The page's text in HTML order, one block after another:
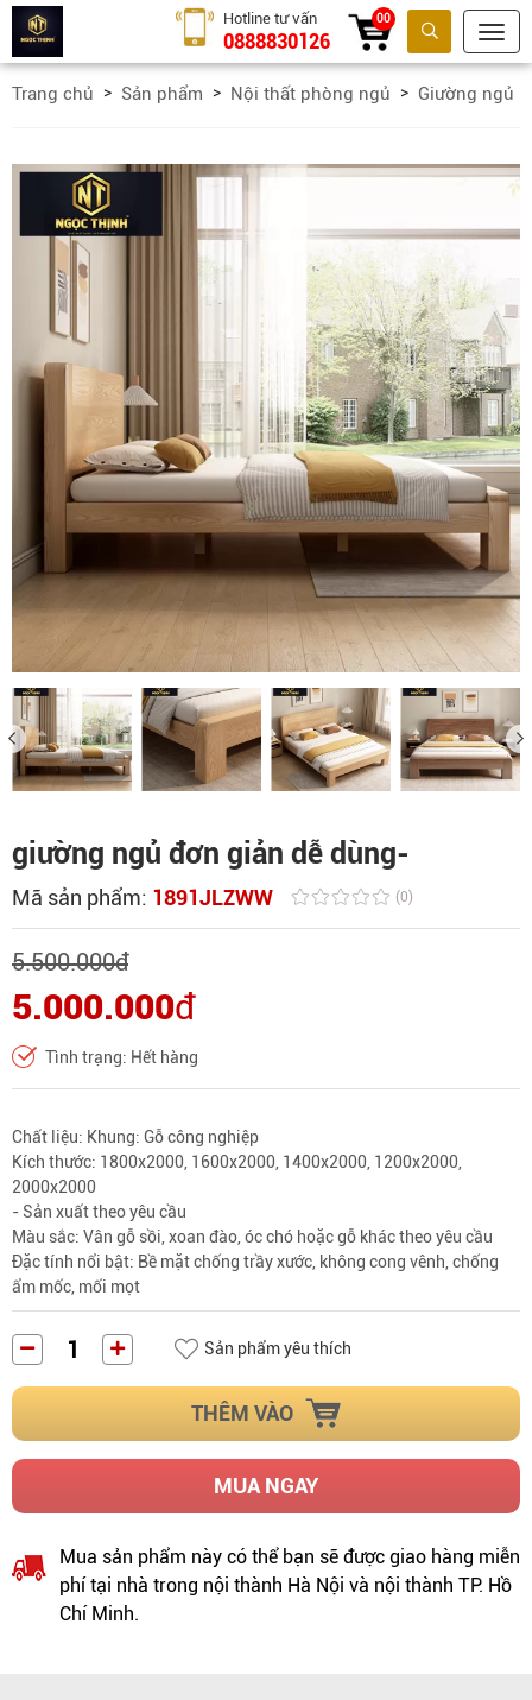
Tìm kiếm
Hotline tư vấn
0888830126
00
Trang chủ Sản phẩm Nội thất phòng ngủ Giường ngủ
giường ngủ đơn giản dễ dùng-
Mã sản phẩm: 1891JLZWW (0)
5.500.000đ
5.000.000đ
Tình trạng: Hết hàng
Chất liệu: Khung: Gỗ công nghiệp
Kích thước: 1800x2000, 1600x2000, 1400x2000, 1200x2000,
2000x2000
- Sản xuất theo yêu cầu
Màu sắc: Vân gỗ sồi, xoan đào, óc chó hoặc gỗ khác theo yêu cầu
Đặc tính nổi bật: Bề mặt chống trầy xước, không cong vênh, chống
ẩm mốc, mối mọt
Sản phẩm yêu thích
THÊM VÀO
MUA NGAY
Mua sản phẩm này có thể bạn sẽ được giao hàng miễn
phí tại nhà trong nội thành Hà Nội và nội thành TP. Hồ
Chí Minh.